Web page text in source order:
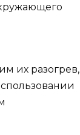
их разогрев,